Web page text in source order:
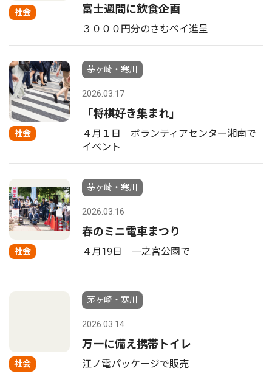
社会 富士週間に飲食企画
３０００円分のさむペイ進呈
社会
茅ヶ崎・寒川
2026.03.17
「将棋好き集まれ」
４月１日 ボランティアセンター湘南で
イベント
社会
茅ヶ崎・寒川
2026.03.16
春のミニ電車まつり
４月19日 一之宮公園で
社会
茅ヶ崎・寒川
2026.03.14
万一に備え携帯トイレ
江ノ電パッケージで販売